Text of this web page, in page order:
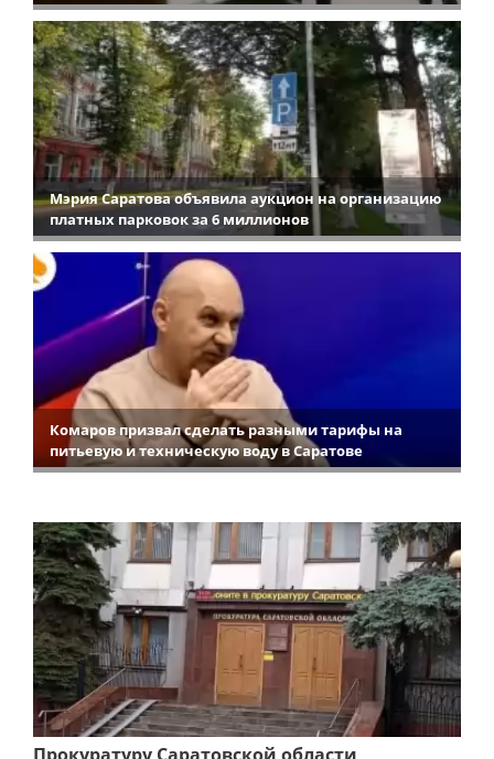
Мэрия Саратова объявила аукцион на организацию
платных парковок за 6 миллионов
Комаров призвал сделать разными тарифы на
питьевую и техническую воду в Саратове